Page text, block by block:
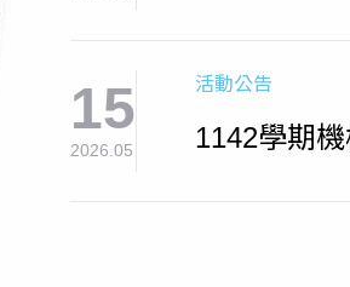
15
2026.05
活動公告
1142學期